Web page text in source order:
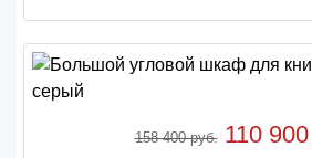
158 400 руб.110 900